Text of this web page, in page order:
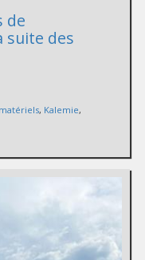
de
suite des
, Kalemie,